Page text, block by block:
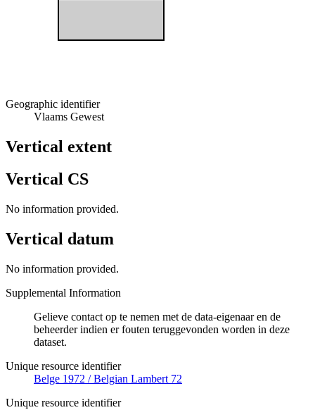
Geographic identifier
Vlaams Gewest
Vertical extent
Vertical CS
No information provided.
Vertical datum
No information provided.
Supplemental Information
Gelieve contact op te nemen met de data-eigenaar en de
beheerder indien er fouten teruggevonden worden in deze
dataset.
Unique resource identifier
Belge 1972 / Belgian Lambert 72
Unique resource identifier